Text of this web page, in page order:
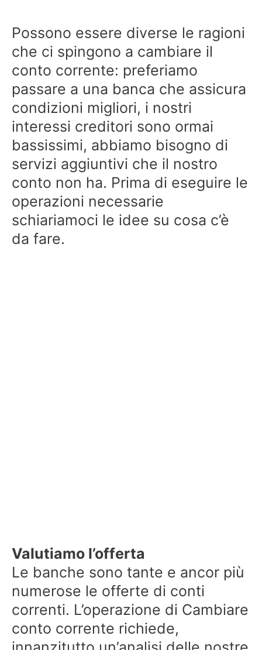
Possono essere diverse le ragioni
che ci spingono a cambiare il
conto corrente: preferiamo
passare a una banca che assicura
condizioni migliori, i nostri
interessi creditori sono ormai
bassissimi, abbiamo bisogno di
servizi aggiuntivi che il nostro
conto non ha. Prima di eseguire le
operazioni necessarie
schiariamoci le idee su cosa c’è
da fare.
Valutiamo l’offerta
Le banche sono tante e ancor più
numerose le offerte di conti
correnti. L’operazione di Cambiare
conto corrente richiede,